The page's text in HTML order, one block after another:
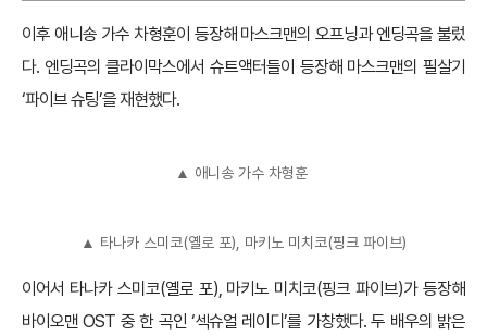
이후 애니송 가수 차형훈이 등장해 마스크맨의 오프닝과 엔딩곡을 불렀
다. 엔딩곡의 클라이막스에서 슈트액터들이 등장해 마스크맨의 필살기
‘파이브 슈팅’을 재현했다.
▲ 애니송 가수 차형훈
▲ 타나카 스미코(옐로 포), 마키노 미치코(핑크 파이브)
이어서 타나카 스미코(옐로 포), 마키노 미치코(핑크 파이브)가 등장해
바이오맨 OST 중 한 곡인 ‘섹슈얼 레이디’를 가창했다. 두 배우의 밝은